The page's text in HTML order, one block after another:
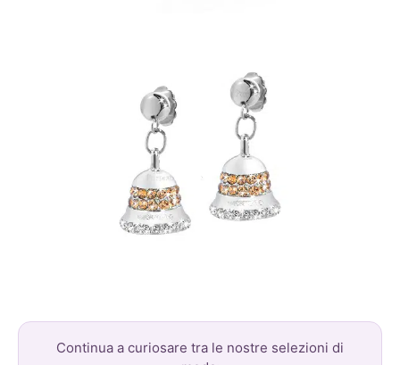
Continua a curiosare tra le nostre selezioni di